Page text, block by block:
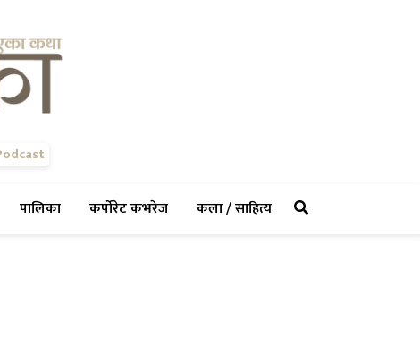
पालिका(current)कर्पोरेट कभरेज(current)कला / साहित्य(current)